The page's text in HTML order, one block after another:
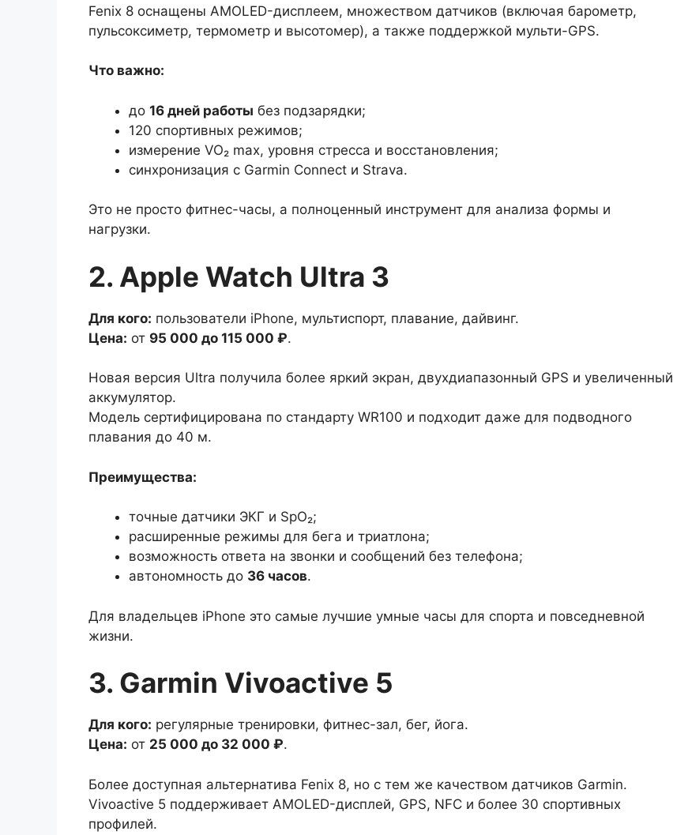
Fenix 8 оснащены AMOLED-дисплеем, множеством датчиков (включая барометр,
пульсоксиметр, термометр и высотомер), а также поддержкой мульти-GPS.
Что важно:
до 16 дней работы без подзарядки;
120 спортивных режимов;
измерение VO₂ max, уровня стресса и восстановления;
синхронизация с Garmin Connect и Strava.
Это не просто фитнес-часы, а полноценный инструмент для анализа формы и
нагрузки.
2. Apple Watch Ultra 3
Для кого: пользователи iPhone, мультиспорт, плавание, дайвинг.
Цена: от 95 000 до 115 000 ₽.
Новая версия Ultra получила более яркий экран, двухдиапазонный GPS и увеличенный
аккумулятор.
Модель сертифицирована по стандарту WR100 и подходит даже для подводного
плавания до 40 м.
Преимущества:
точные датчики ЭКГ и SpO₂;
расширенные режимы для бега и триатлона;
возможность ответа на звонки и сообщений без телефона;
автономность до 36 часов.
Для владельцев iPhone это самые лучшие умные часы для спорта и повседневной
жизни.
3. Garmin Vivoactive 5
Для кого: регулярные тренировки, фитнес-зал, бег, йога.
Цена: от 25 000 до 32 000 ₽.
Более доступная альтернатива Fenix 8, но с тем же качеством датчиков Garmin.
Vivoactive 5 поддерживает AMOLED-дисплей, GPS, NFC и более 30 спортивных
профилей.